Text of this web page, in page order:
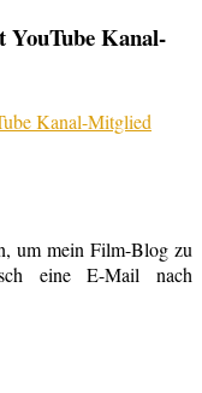
YouTube Kanal-
um mein Film-Blog zu
eine E-Mail nach